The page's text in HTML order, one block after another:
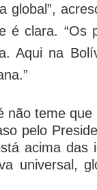
global”,
é clara. “Os
Aqui na
não teme
pelo
acima das
universal,